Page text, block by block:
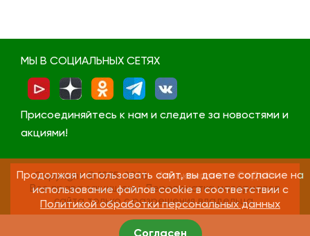
МЫ В СОЦИАЛЬНЫХ СЕТЯХ
Присоединяйтесь к нам и следите за новостями и
акциями!
Copyright © 1995-2026
Агрокомпания «СеДеК»
Все права защищены. Перепечатка материалов
сайта только с разрешения владельца.
Продолжая использовать сайт, вы даете согласие на
использование файлов cookie в соответствии с
Политикой обработки персональных данных